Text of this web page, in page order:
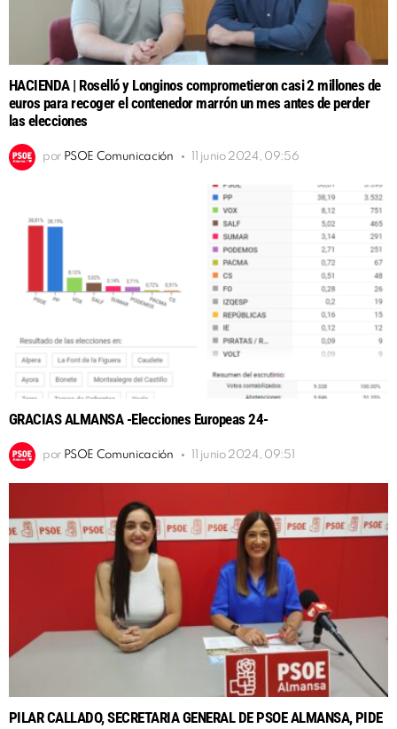
HACIENDA | Roselló y Longinos comprometieron casi 2 millones de
euros para recoger el contenedor marrón un mes antes de perder
las elecciones
por PSOE Comunicación 11 junio 2024, 09:56
GRACIAS ALMANSA -Elecciones Europeas 24-
por PSOE Comunicación 11 junio 2024, 09:51
PILAR CALLADO, SECRETARIA GENERAL DE PSOE ALMANSA, PIDE